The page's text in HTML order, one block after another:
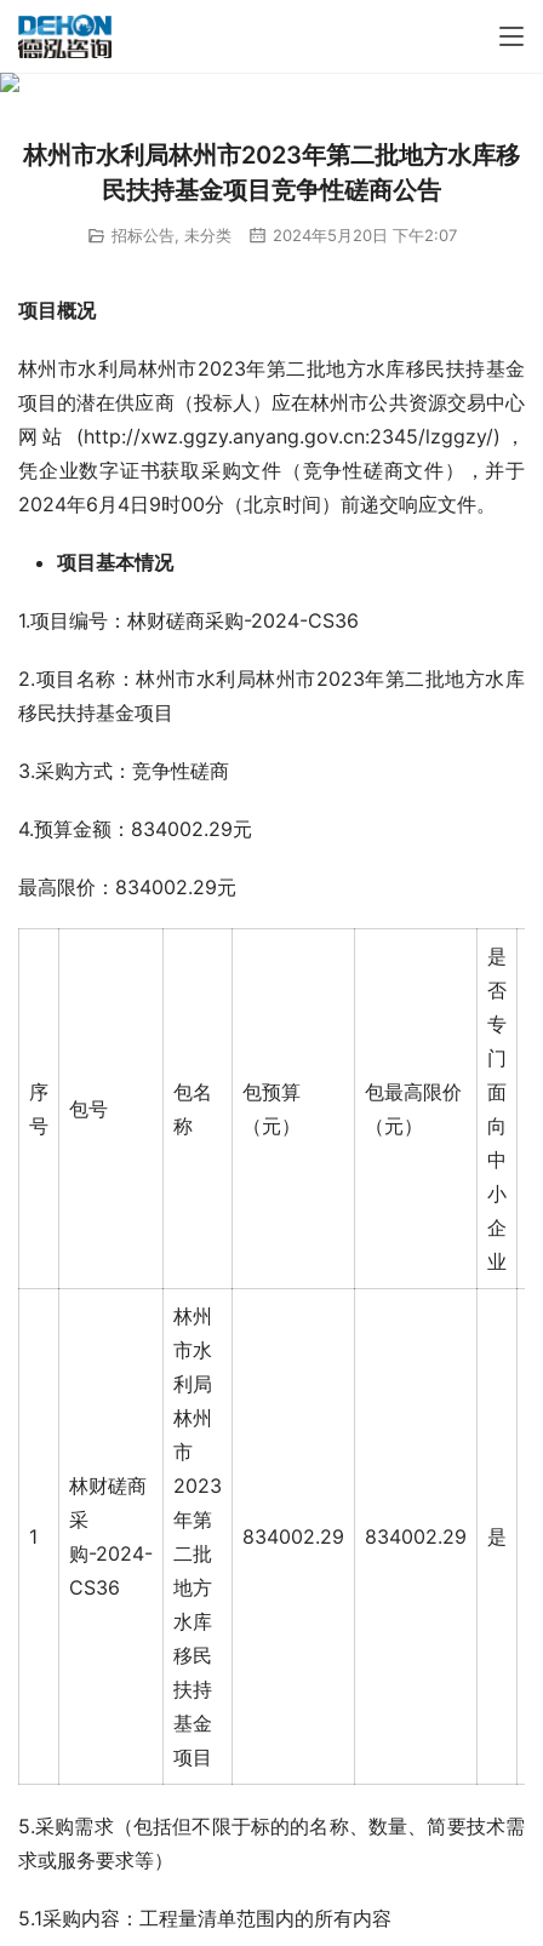
林州市水利局林州市2023年第二批地方水库移
民扶持基金项目竞争性磋商公告
招标公告, 未分类 2024年5月20日 下午2:07
项目概况
林州市水利局林州市2023年第二批地方水库移民扶持基金
项目的潜在供应商（投标人）应在林州市公共资源交易中心
网站 (http://xwz.ggzy.anyang.gov.cn:2345/lzggzy/)，
凭企业数字证书获取采购文件（竞争性磋商文件），并于
2024年6月4日9时00分（北京时间）前递交响应文件。
项目基本情况
1.项目编号：林财磋商采购-2024-CS36
2.项目名称：林州市水利局林州市2023年第二批地方水库
移民扶持基金项目
3.采购方式：竞争性磋商
4.预算金额：834002.29元
最高限价：834002.29元
序
号
包号
包名
称
包预算
（元）
包最高限价
（元）
是
否
专
门
面
向
中
小
企
业
1
林财磋商
采
购-2024-
CS36
林州
市水
利局
林州
市
2023
年第
二批
地方
水库
移民
扶持
基金
项目
834002.29 834002.29 是
5.采购需求（包括但不限于标的的名称、数量、简要技术需
求或服务要求等）
5.1采购内容：工程量清单范围内的所有内容